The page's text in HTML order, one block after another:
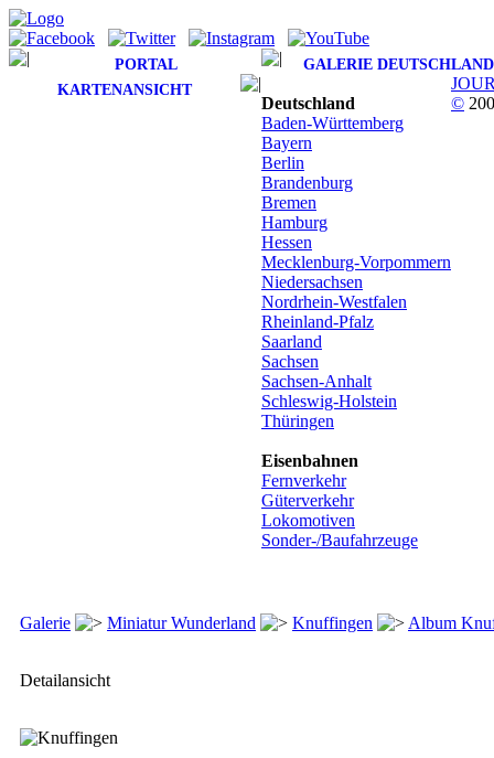
PORTAL
GALERIE DEUTSCHLAND
KARTENANSICHT
Deutschland
Baden-Württemberg
Bayern
Berlin
Brandenburg
Bremen
Hamburg
Hessen
Mecklenburg-Vorpommern
Niedersachsen
Nordrhein-Westfalen
Rheinland-Pfalz
Saarland
Sachsen
Sachsen-Anhalt
Schleswig-Holstein
Thüringen
Eisenbahnen
Fernverkehr
Güterverkehr
Lokomotiven
Sonder-/Baufahrzeuge
Galerie Miniatur Wunderland Knuffingen Album
Detailansicht
©